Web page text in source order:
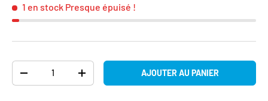
1 en stock Presque épuisé !
DIMINUER LA QUANTITÉAUGMENTER LA QUANTITÉAJOUTER AU PANIER